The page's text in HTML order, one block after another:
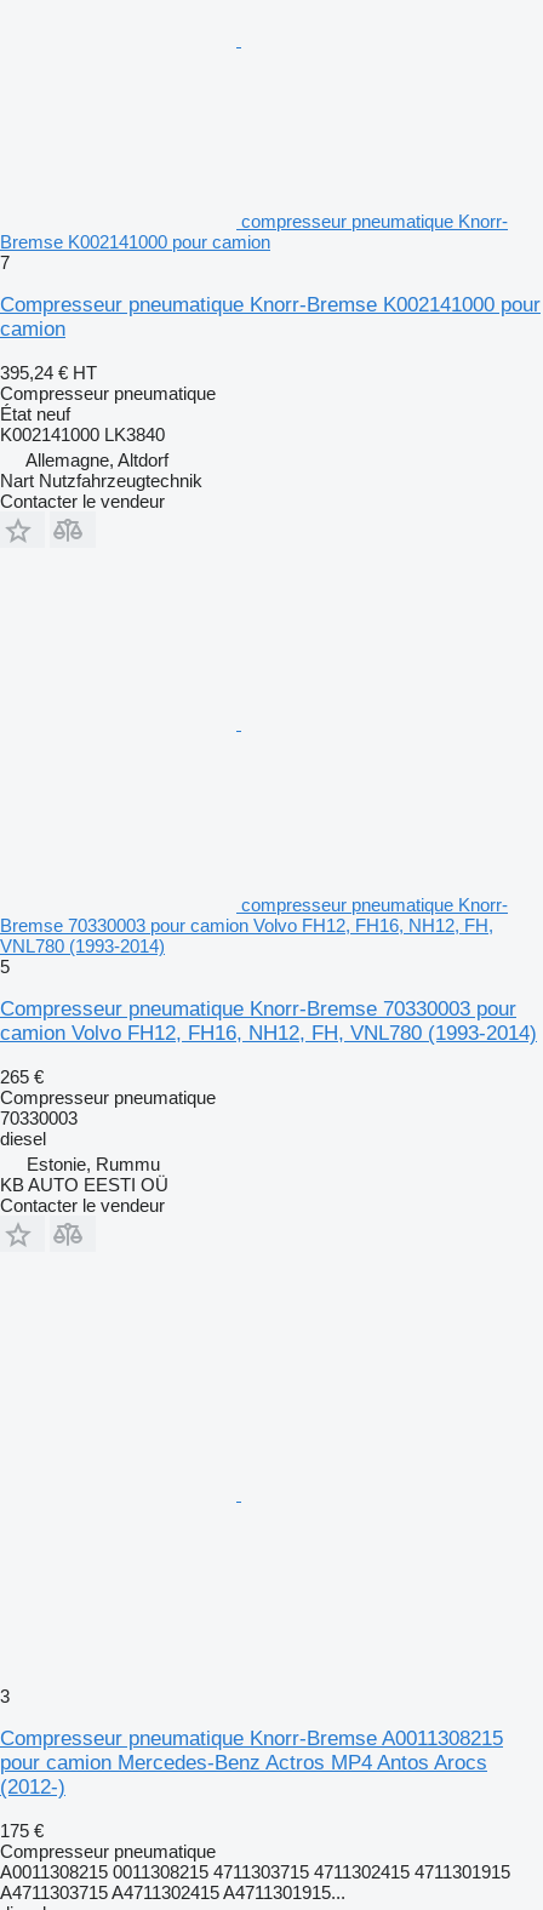
compresseur pneumatique Knorr-
Bremse K002141000 pour camion
7
Compresseur pneumatique Knorr-Bremse K002141000 pour
camion
395,24 € HT
Compresseur pneumatique
État neuf
K002141000 LK3840
Allemagne, Altdorf
Nart Nutzfahrzeugtechnik
Contacter le vendeur
compresseur pneumatique Knorr-
Bremse 70330003 pour camion Volvo FH12, FH16, NH12, FH,
VNL780 (1993-2014)
5
Compresseur pneumatique Knorr-Bremse 70330003 pour
camion Volvo FH12, FH16, NH12, FH, VNL780 (1993-2014)
265 €
Compresseur pneumatique
70330003
diesel
Estonie, Rummu
KB AUTO EESTI OÜ
Contacter le vendeur
3
Compresseur pneumatique Knorr-Bremse A0011308215
pour camion Mercedes-Benz Actros MP4 Antos Arocs
(2012-)
175 €
Compresseur pneumatique
A0011308215 0011308215 4711303715 4711302415 4711301915
A4711303715 A4711302415 A4711301915...